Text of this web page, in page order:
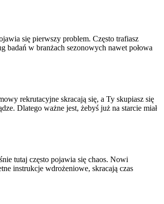
się pierwszy problem. Często trafiasz
badań w branżach sezonowych nawet połowa
rekrutacyjne skracają się, a Ty skupiasz się
Dlatego ważne jest, żebyś już na starcie miał
tutaj często pojawia się chaos. Nowi
instrukcje wdrożeniowe, skracają czas